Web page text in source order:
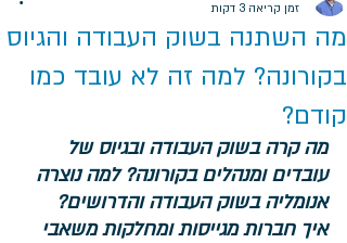
מה השתנה בשוק העבודה והגיוס
בקורונה? למה זה לא עובד כמו
קודם?
זמן קריאה 3 דקות
מה קרה בשוק העבודה ובגיוס של
עובדים ומנהלים בקורונה? למה נוצרה
אנומליה בשוק העבודה והדרושים?
איך חברות מגייסות ומחלקות משאבי